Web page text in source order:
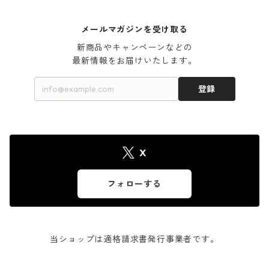
メールマガジンを受け取る
新商品やキャンペーンなどの
最新情報をお届けいたします。
登録
X
フォローする
当ショップは適格請求書発行事業者です。